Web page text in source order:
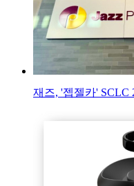
재즈, '젭젤카' SCLC